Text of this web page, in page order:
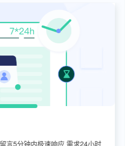
组织团队，提供专业、高效解决